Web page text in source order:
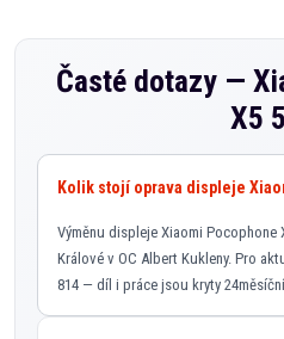
Časté dotazy —
X5
Kolik stojí oprava displeje
Výměnu displeje Xiaomi Pocophone
Králové v OC Albert Kukleny. Pro
814 — díl i práce jsou kryty